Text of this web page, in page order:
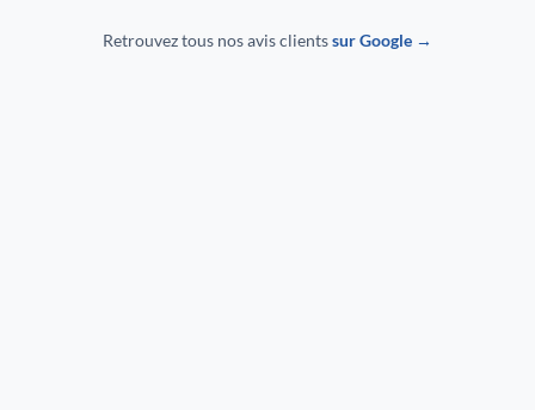
Retrouvez tous nos avis clientssur Google →